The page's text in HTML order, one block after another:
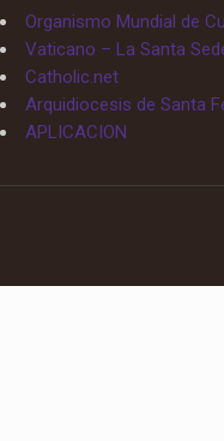
Organismo Mundial de
Vaticano – La Santa
Catholic.net
Arquidiocesis de Santa
APLICACION